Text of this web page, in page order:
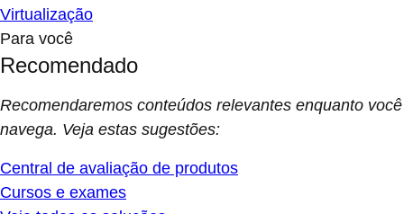
Virtualização
Para você
Recomendado
Recomendaremos conteúdos relevantes enquanto você
navega. Veja estas sugestões:
Central de avaliação de produtos
Cursos e exames